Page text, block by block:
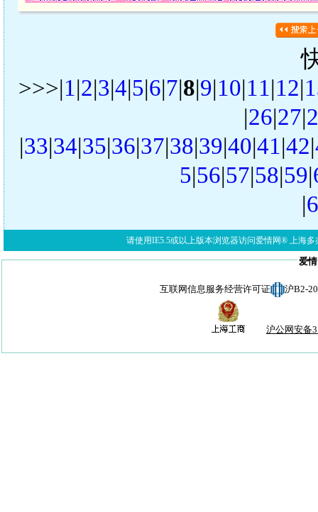
>>>|1|2|3|4|5|6|7|8|9|10|11|12|
|26|27|
|33|34|35|36|37|38|39|40|41|42|
5|56|57|58|59|
|
请使用IE5.5或以上版本浏览器访问爱情网® 上海多
爱
互联网信息服务经营许可证 沪B2-
沪公网安备